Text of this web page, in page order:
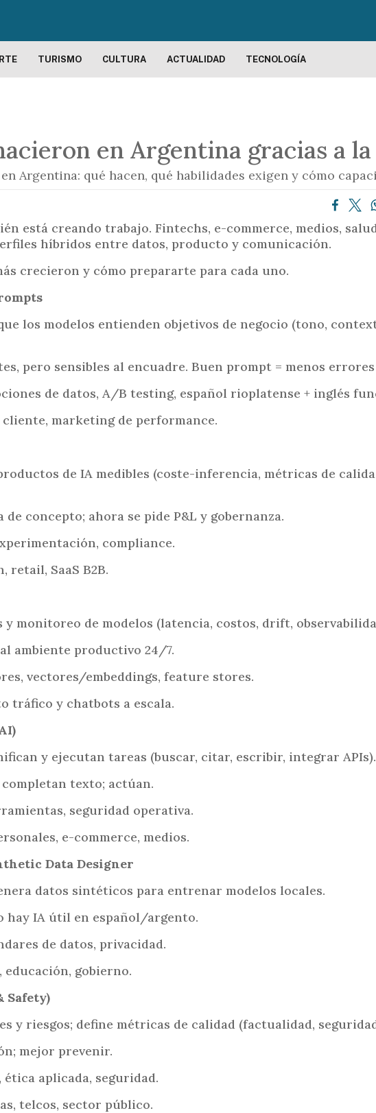
s
a
r
o
t
i
d
o
i
p
TURISMO CULTURA ACTUALIDAD TECNOLOGÍA
en Argentina gracias a
Argentina: qué hacen, qué habilidades exigen y cómo
está creando trabajo. Fintechs, e-commerce, medios,
híbridos entre datos, producto y comunicación.
crecieron y cómo prepararte para cada uno.
los modelos entienden objetivos de negocio (tono,
pero sensibles al encuadre. Buen prompt = menos errores
de datos, A/B testing, español rioplatense + inglés
marketing de performance.
de IA medibles (coste-inferencia, métricas de
concepto; ahora se pide P&L y gobernanza.
compliance.
SaaS B2B.
y monitoreo de modelos (latencia, costos, drift,
ambiente productivo 24/7.
vectores/embeddings, feature stores.
tráfico y chatbots a escala.
y ejecutan tareas (buscar, citar, escribir, integrar APIs).
texto; actúan.
seguridad operativa.
e-commerce, medios.
Data Designer
datos sintéticos para entrenar modelos locales.
hay IA útil en español/argento.
de datos, privacidad.
educación, gobierno.
Safety)
y riesgos; define métricas de calidad (factualidad,
mejor prevenir.
aplicada, seguridad.
telcos, sector público.